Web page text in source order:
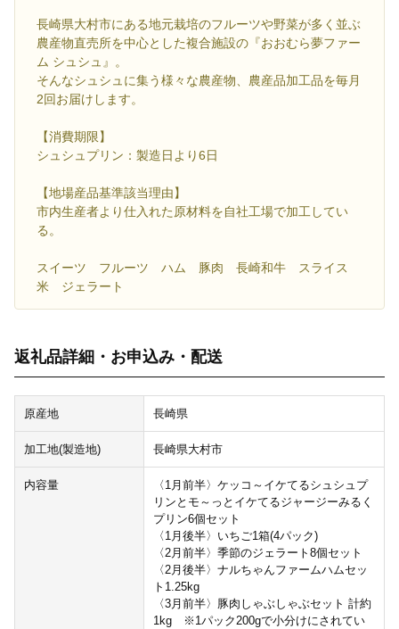
長崎県大村市にある地元栽培のフルーツや野菜が多く並ぶ
農産物直売所を中心とした複合施設の『おおむら夢ファー
ム シュシュ』。
そんなシュシュに集う様々な農産物、農産品加工品を毎月
2回お届けします。
【消費期限】
シュシュプリン：製造日より6日
【地場産品基準該当理由】
市内生産者より仕入れた原材料を自社工場で加工してい
る。
スイーツ フルーツ ハム 豚肉 長崎和牛 スライス
米 ジェラート
返礼品詳細・お申込み・配送
原産地 長崎県
加工地(製造地) 長崎県大村市
内容量
〈1月前半〉ケッコ～イケてるシュシュプ
リンとモ～っとイケてるジャージーみるく
プリン6個セット
〈1月後半〉いちご1箱(4パック)
〈2月前半〉季節のジェラート8個セット
〈2月後半〉ナルちゃんファームハムセッ
ト1.25kg
〈3月前半〉豚肉しゃぶしゃぶセット 計約
1kg ※1パック200gで小分けにされてい